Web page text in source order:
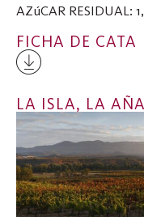
AZúCAR RESIDUAL:
FICHA DE CATA
LA ISLA, LA